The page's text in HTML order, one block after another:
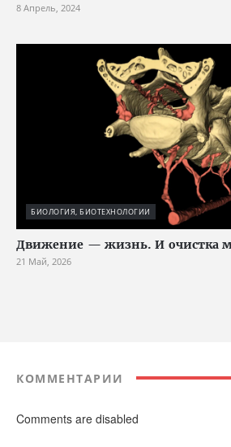
8 Апрель, 2024
БИОЛОГИЯ, БИОТЕХНОЛОГИИ
Движение — жизнь. И очистка
21 Май, 2026
КОММЕНТАРИИ
Comments are disabled